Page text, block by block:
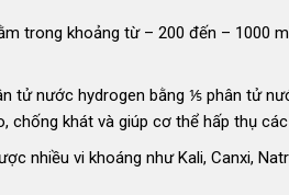
trong khoảng từ – 200 đến – 1000
tử nước hydrogen bằng ⅕ phân tử
khát và giúp cơ thể hấp thụ
nhiều vi khoáng như Kali, Canxi,